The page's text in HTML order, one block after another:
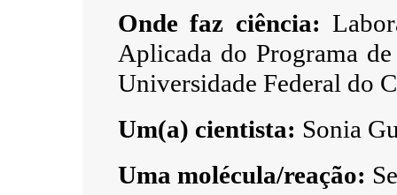
Onde faz ciência:
Aplicada do Programa
Universidade Federal do
Um(a) cientista: Sonia
Uma molécula/reação: